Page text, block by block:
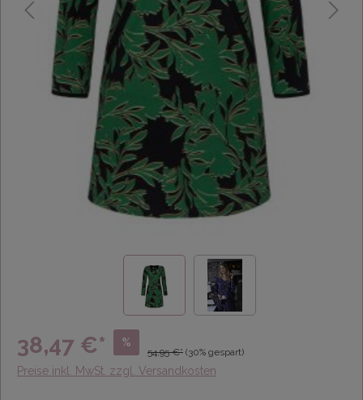
38,47 €* %
54,95 €* (30% gespart)
Preise inkl. MwSt. zzgl. Versandkosten